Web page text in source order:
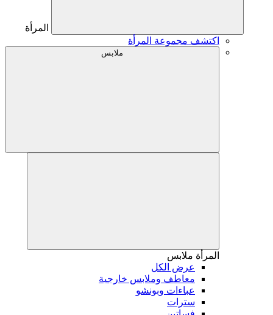
المرأة
اكتشف مجموعة المرأة
ملابس
المرأة ملابس
عرض الكل
معاطف وملابس خارجية
عباءات وبونشو
سترات